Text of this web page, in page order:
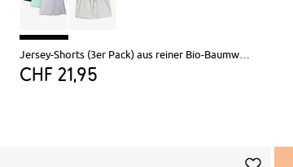
Jersey-Shorts (3er Pack) aus reiner Bio-Baumwolle
CHF 21,95